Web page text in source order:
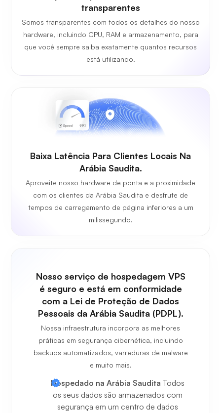
transparentes
Somos transparentes com todos os detalhes do nosso
hardware, incluindo CPU, RAM e armazenamento, para
que você sempre saiba exatamente quantos recursos
está utilizando.
Baixa Latência Para Clientes Locais Na
Arábia Saudita.
Aproveite nosso hardware de ponta e a proximidade
com os clientes da Arábia Saudita e desfrute de
tempos de carregamento de página inferiores a um
milissegundo.
Nosso serviço de hospedagem VPS
é seguro e está em conformidade
com a Lei de Proteção de Dados
Pessoais da Arábia Saudita (PDPL).
Nossa infraestrutura incorpora as melhores
práticas em segurança cibernética, incluindo
backups automatizados, varreduras de malware
e muito mais.
Hospedado na Arábia Saudita Todos
os seus dados são armazenados com
segurança em um centro de dados